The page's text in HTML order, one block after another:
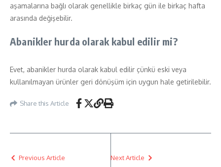
aşamalarına bağlı olarak genellikle birkaç gün ile birkaç hafta
arasında değişebilir.
Abanikler hurda olarak kabul edilir mi?
Evet, abanikler hurda olarak kabul edilir çünkü eski veya
kullanılmayan ürünler geri dönüşüm için uygun hale getirilebilir.
Share this Article
Previous Article Next Article